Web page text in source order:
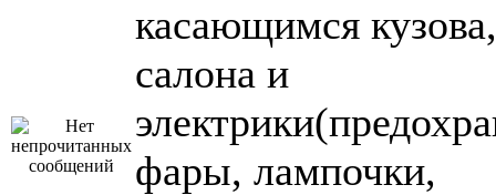
касающимся кузова,
салона и
фары, лампочки,